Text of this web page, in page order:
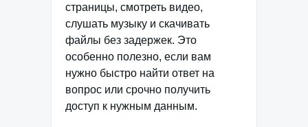
страницы, смотреть видео,
слушать музыку и скачивать
файлы без задержек. Это
особенно полезно, если вам
нужно быстро найти ответ на
вопрос или срочно получить
доступ к нужным данным.